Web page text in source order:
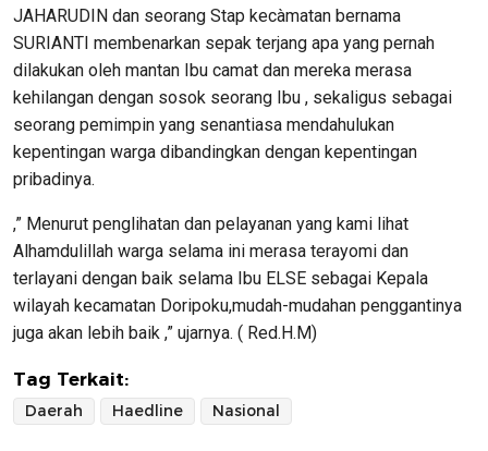
JAHARUDIN dan seorang Stap kecàmatan bernama
SURIANTI membenarkan sepak terjang apa yang pernah
dilakukan oleh mantan Ibu camat dan mereka merasa
kehilangan dengan sosok seorang Ibu , sekaligus sebagai
seorang pemimpin yang senantiasa mendahulukan
kepentingan warga dibandingkan dengan kepentingan
pribadinya.
,” Menurut penglihatan dan pelayanan yang kami lihat
Alhamdulillah warga selama ini merasa terayomi dan
terlayani dengan baik selama Ibu ELSE sebagai Kepala
wilayah kecamatan Doripoku,mudah-mudahan penggantinya
juga akan lebih baik ,” ujarnya. ( Red.H.M)
Tag Terkait:
Daerah Haedline Nasional